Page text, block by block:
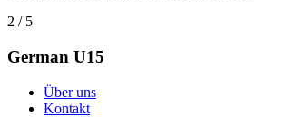
2 / 5
German U15
Über uns
Kontakt